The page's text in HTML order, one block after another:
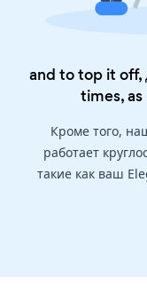
and to top it off,
times,
Кроме того,
работает
такие как ваш